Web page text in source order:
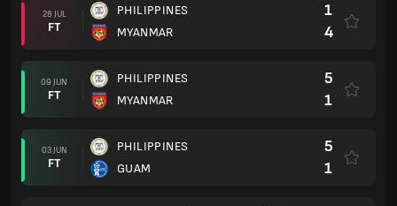
28 JUL
FT
PHILIPPINES
MYANMAR
1
4
09 JUN
FT
PHILIPPINES
MYANMAR
5
1
03 JUN
FT
PHILIPPINES
GUAM
5
1